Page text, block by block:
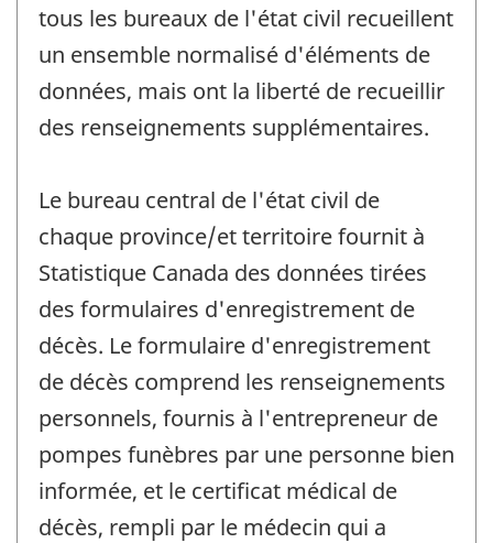
tous les bureaux de l'état civil recueillent
un ensemble normalisé d'éléments de
données, mais ont la liberté de recueillir
des renseignements supplémentaires.
Le bureau central de l'état civil de
chaque province/et territoire fournit à
Statistique Canada des données tirées
des formulaires d'enregistrement de
décès. Le formulaire d'enregistrement
de décès comprend les renseignements
personnels, fournis à l'entrepreneur de
pompes funèbres par une personne bien
informée, et le certificat médical de
décès, rempli par le médecin qui a